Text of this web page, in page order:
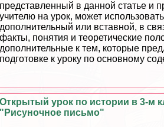
представленный в данной статье и
учителю на урок, может
дополнительный или вставной, в
факты, понятия и теоретические
дополнительные к тем, которые
подготовке к уроку по основному
Открытый урок по истории в 3-м
"Рисуночное письмо"